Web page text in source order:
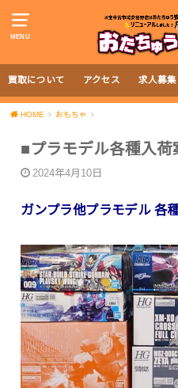
MENU
買取について アクセス 求人募集
HOME おもちゃ
■プラモデル各種入荷
2024年4月10日
ガンプラ他プラモデル 各